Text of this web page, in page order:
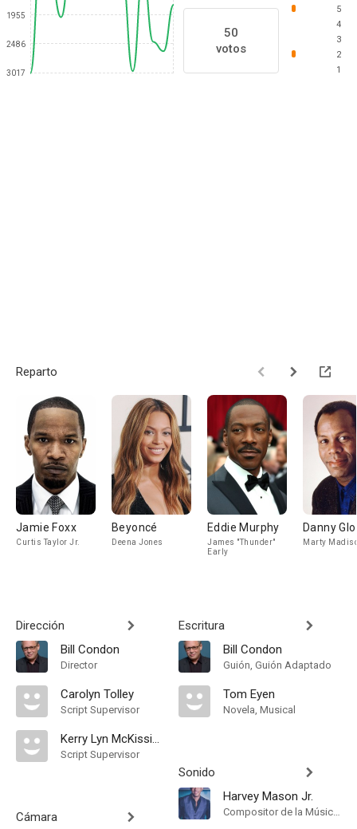
1955
2486
3017
50
votos
5
4
3
2
1
Reparto
Jamie Foxx
Curtis Taylor Jr.
Beyoncé
Deena Jones
Eddie Murphy
James "Thunder"
Early
Danny
Marty
Dirección
Bill Condon
Director
Carolyn Tolley
Script Supervisor
Kerry Lyn McKissick
Script Supervisor
Cámara
Escritura
Bill Condon
Guión, Guión Adaptado
Tom Eyen
Novela, Musical
Sonido
Harvey Mason Jr.
Compositor de la Música Original